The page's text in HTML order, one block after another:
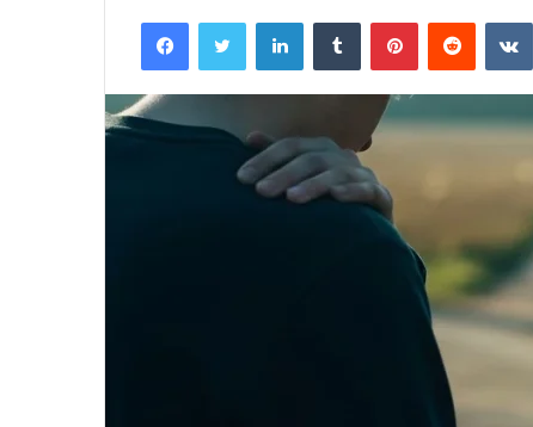
posta
göndermek
FacebookTwitter LinkedInTumblr PinterestReddit